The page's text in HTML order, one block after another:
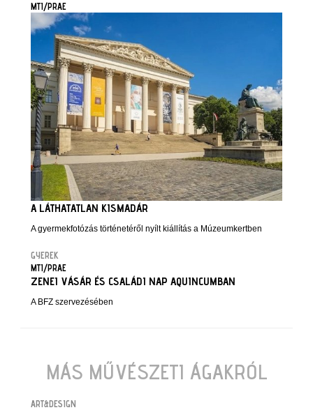
MTI/PRAE
A LÁTHATATLAN KISMADÁR
A gyermekfotózás történetéről nyílt kiállítás a Múzeumkertben
GYEREK
MTI/PRAE
ZENEI VÁSÁR ÉS CSALÁDI NAP AQUINCUMBAN
A BFZ szervezésében
MÁS MŰVÉSZETI ÁGAKRÓL
ART&DESIGN